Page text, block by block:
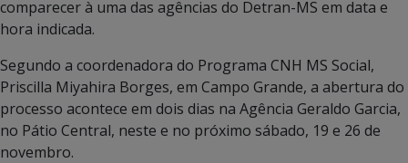
comparecer à uma das agências do Detran-MS em data e
hora indicada.
Segundo a coordenadora do Programa CNH MS Social,
Priscilla Miyahira Borges, em Campo Grande, a abertura do
processo acontece em dois dias na Agência Geraldo Garcia,
no Pátio Central, neste e no próximo sábado, 19 e 26 de
novembro.